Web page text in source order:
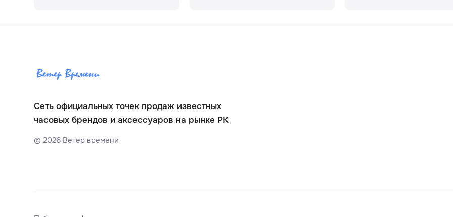
Сеть официальных точек продаж известных
часовых брендов и аксессуаров на рынке РК
©2026 Ветер времени